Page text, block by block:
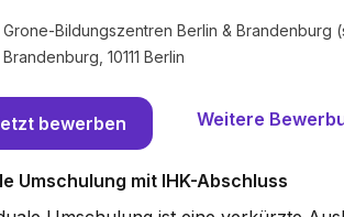
Grone-Bildungszentren Berlin &
Brandenburg, 10111 Berlin
bewerben Weitere
Umschulung mit IHK-Abschluss